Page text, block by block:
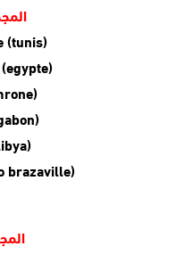
(tunis)
brazaville)